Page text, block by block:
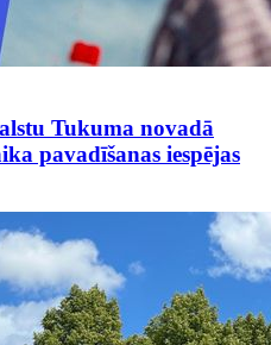
Tukuma novadā
pavadīšanas iespējas